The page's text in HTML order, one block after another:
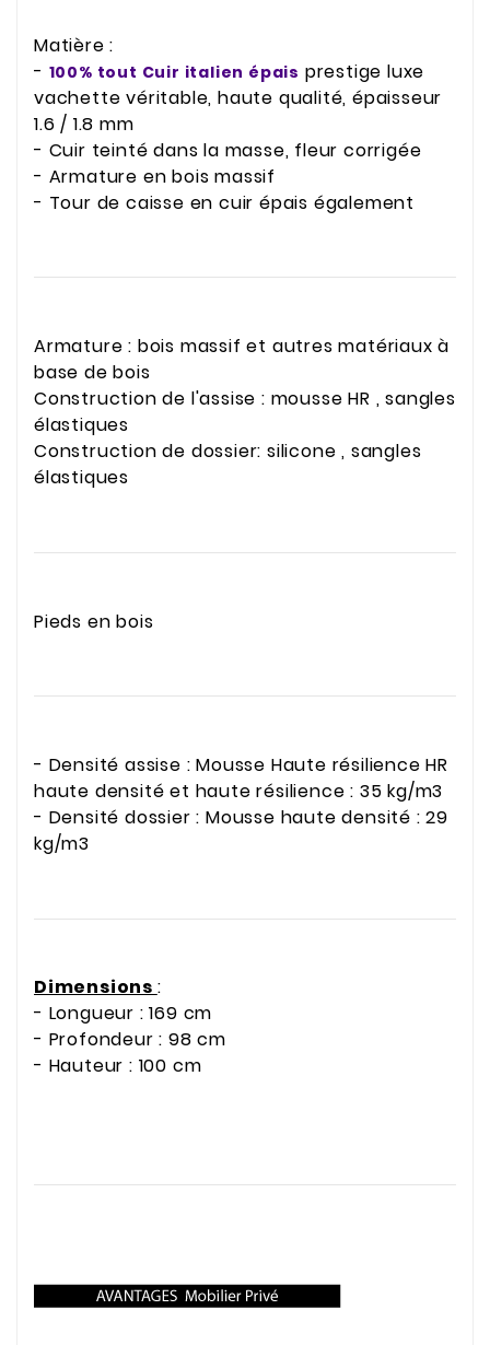
Matière :
- 100% tout Cuir italien épais prestige luxe
vachette véritable, haute qualité, épaisseur
1.6 / 1.8 mm
- Cuir teinté dans la masse, fleur corrigée
- Armature en bois massif
- Tour de caisse en cuir épais également
Armature : bois massif et autres matériaux à
base de bois
Construction de l'assise : mousse HR , sangles
élastiques
Construction de dossier: silicone , sangles
élastiques
Pieds en bois
- Densité assise : Mousse Haute résilience HR
haute densité et haute résilience : 35 kg/m3
- Densité dossier : Mousse haute densité : 29
kg/m3
Dimensions :
- Longueur : 169 cm
- Profondeur : 98 cm
- Hauteur : 100 cm